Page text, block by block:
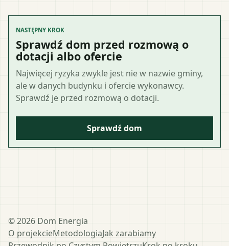
NASTĘPNY KROK
Sprawdź dom przed rozmową o
dotacji albo ofercie
Najwięcej ryzyka zwykle jest nie w nazwie gminy,
ale w danych budynku i ofercie wykonawcy.
Sprawdź je przed rozmową o dotacji.
Sprawdź dom
©2026 Dom Energia
O projekcieMetodologiaJak zarabiamy